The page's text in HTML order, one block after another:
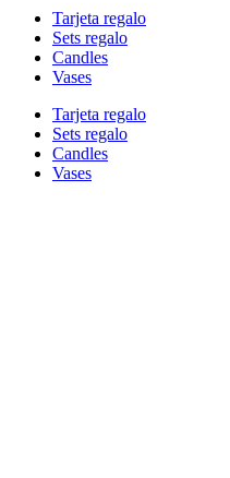
Tarjeta regalo
Sets regalo
Candles
Vases
Tarjeta regalo
Sets regalo
Candles
Vases